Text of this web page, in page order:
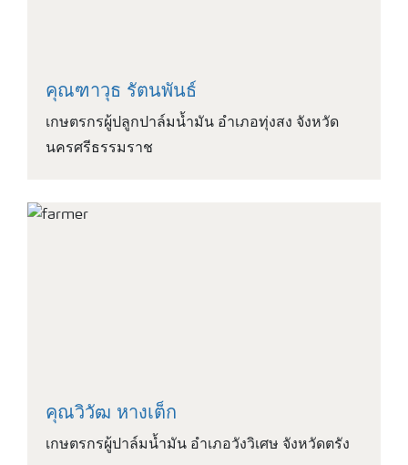
คุณฑาวุธ รัตนพันธ์
เกษตรกรผู้ปลูกปาล์มน้ำมัน อำเภอทุ่งสง จังหวัด
นครศรีธรรมราช
คุณวิวัฒ หางเต็ก
เกษตรกรผู้ปาล์มน้ำมัน อำเภอวังวิเศษ จังหวัดตรัง